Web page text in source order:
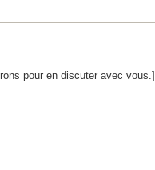
pour en discuter avec vous.]